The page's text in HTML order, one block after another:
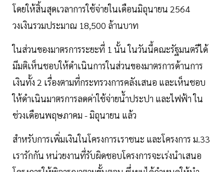
โดยให้สิ้นสุดเวลาการใช้จ่ายในเดือนมิถุนายน 2564
วงเงินรวมประมาณ 18,500 ล้านบาท
ในส่วนของมาตรการระยะที่ 1 นั้น ในวันนี้คณะรัฐมนตรีได้
มีมติเห็นชอบให้ดำเนินการในส่วนของมาตรการด้านการ
เงินทั้ง 2 เรื่องตามที่กระทรวงการคลังเสนอ และเห็นชอบ
ให้ดำเนินมาตรการลดค่าใช้จ่ายน้ำประปา และไฟฟ้า ใน
ช่วงเดือนพฤษภาคม - มิถุนายน แล้ว
สำหรับการเพิ่มเงินในโครงการเราชนะ และโครงการ ม.33
เรารักกัน หน่วยงานที่รับผิดชอบโครงการจะเร่งนำเสนอ